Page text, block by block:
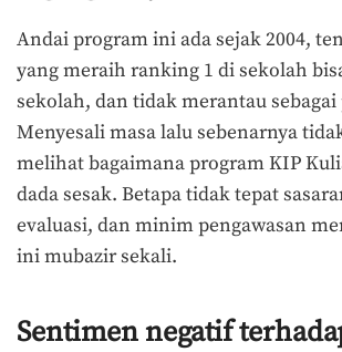
Andai program ini ada sejak 2004,
yang meraih ranking 1 di sekolah
sekolah, dan tidak merantau sebagai
Menyesali masa lalu sebenarnya
melihat bagaimana program KIP
dada sesak. Betapa tidak tepat
evaluasi, dan minim pengawasan
ini mubazir sekali.
Sentimen negatif